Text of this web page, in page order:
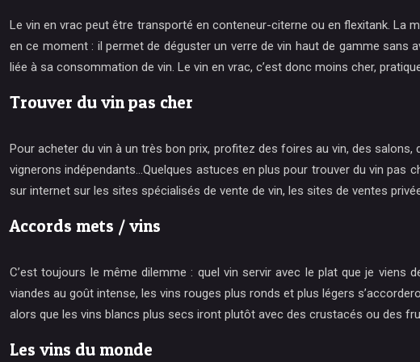
Le vin en vrac peut être transporté en conteneur-citerne ou en flexitank. La
en ce moment : il permet de déguster un verre de vin haut de gamme sans
liée à sa consommation de vin. Le vin en vrac, c’est donc moins cher,
Trouver du vin pas cher
Pour acheter du vin à un très bon prix, profitez des foires au vin, des
vignerons indépendants…Quelques astuces en plus pour trouver du vin pas
sur internet sur les sites spécialisés de vente de vin, les sites de ventes
Accords mets / vins
C’est toujours le même dilemme : quel vin servir avec le plat que je
viandes au goût intense, les vins rouges plus ronds et plus légers
alors que les vins blancs plus secs iront plutôt avec des crustacés ou des
Les vins du monde